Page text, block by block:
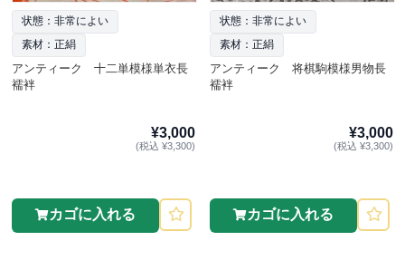
状態：非常によい
素材：正絹
アンティーク 十二単模様単衣長
襦袢
¥3,000
(税込 ¥3,300)
カゴに入れる
状態：非常によい
素材：正絹
アンティーク 将棋駒模様男物長
襦袢
¥3,000
(税込 ¥3,300)
カゴに入れる